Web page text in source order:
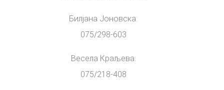
Билјана Јоновска:
075/298-603
Весела Краљева:
075/218-408